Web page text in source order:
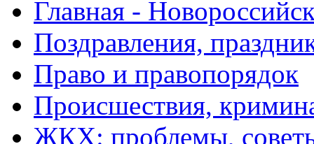
Главная -
Поздравления,
Право и правопорядок
Происшествия,
ЖКХ: проблемы,